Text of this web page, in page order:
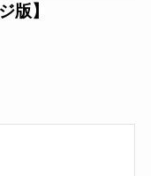
版】